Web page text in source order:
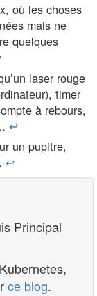
où les choses
mais ne
quelques
laser rouge
timer
à rebours,
↩︎
un pupitre,
↩︎
Principal
ce blog.